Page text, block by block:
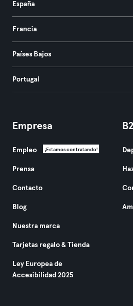
España
Francia
Países Bajos
Portugal
Empresa
Empleo ¡Estamos contratando!
Prensa
Contacto
Blog
Nuestra marca
Tarjetas regalo & Tienda
Ley Europea de
Accesibilidad 2025